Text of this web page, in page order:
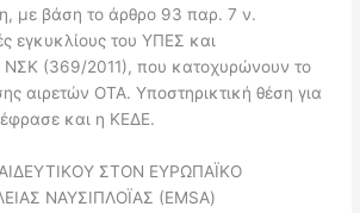
με βάση το άρθρο 93 παρ. 7 ν.
εγκυκλίους του ΥΠΕΣ και
ΝΣΚ (369/2011), που κατοχυρώνουν το
αιρετών ΟΤΑ. Υποστηρικτική θέση για
και η ΚΕΔΕ.
ΣΤΟΝ ΕΥΡΩΠΑΪΚΟ
ΝΑΥΣΙΠΛΟΪΑΣ (EMSA)